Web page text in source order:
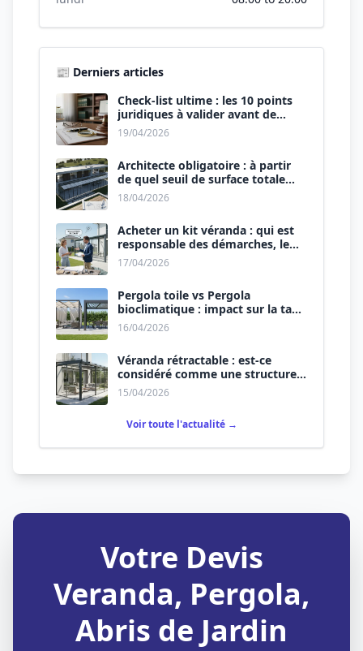
📰 Derniers articles
Check-list ultime : les 10 points
juridiques à valider avant de
signer le devis.
19/04/2026
Architecte obligatoire : à partir
de quel seuil de surface totale
(Maison + Véranda) ?
18/04/2026
Acheter un kit véranda : qui est
responsable des démarches, le
vendeur ou vous ?
17/04/2026
Pergola toile vs Pergola
bioclimatique : impact sur la taxe
d’aménagement.
16/04/2026
Véranda rétractable : est-ce
considéré comme une structure
permanente ?
15/04/2026
Voir toute l'actualité →
Votre Devis
Veranda, Pergola,
Abris de Jardin